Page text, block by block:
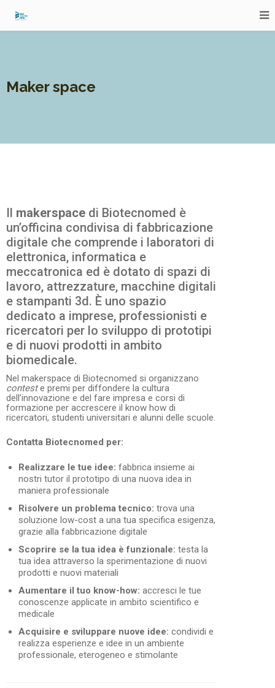
Maker space
Il makerspace di Biotecnomed è
un’officina condivisa di fabbricazione
digitale che comprende i laboratori di
elettronica, informatica e
meccatronica ed è dotato di spazi di
lavoro, attrezzature, macchine digitali
e stampanti 3d. È uno spazio
dedicato a imprese, professionisti e
ricercatori per lo sviluppo di prototipi
e di nuovi prodotti in ambito
biomedicale.
Nel makerspace di Biotecnomed si organizzano
conteste premi per diffondere la cultura
dell’innovazione e del fare impresa e corsi di
formazione per accrescere il know how di
ricercatori, studenti universitari e alunni delle scuole.
Contatta Biotecnomed per:
Realizzare le tue idee: fabbrica insieme ai
nostri tutor il prototipo di una nuova idea in
maniera professionale
Risolvere un problema tecnico: trova una
soluzione low-cost a una tua specifica esigenza,
grazie alla fabbricazione digitale
Scoprire se la tua idea è funzionale: testa la
tua idea attraverso la sperimentazione di nuovi
prodotti e nuovi materiali
Aumentare il tuo know-how: accresci le tue
conoscenze applicate in ambito scientifico e
medicale
Acquisire e sviluppare nuove idee: condividi e
realizza esperienze e idee in un ambiente
professionale, eterogeneo e stimolante